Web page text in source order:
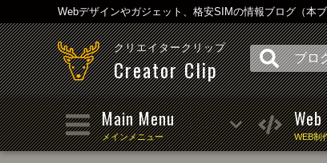
Webデザインやガジェット、格安SIMの情報ブログ（本
クリエイタークリップ
Creator Clip
Main Menu
メインメニュー WEB制